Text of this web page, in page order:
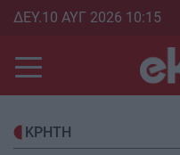
Skip
main
content
ΔΕΥ.10 ΑΥΓ 2026 10:15
ΚΡΗΤΗ